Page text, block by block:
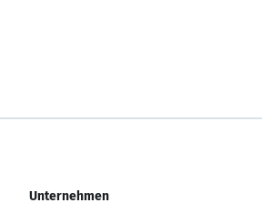
Unternehmen